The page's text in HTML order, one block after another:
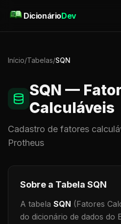
DicionárioDev
Início/Tabelas/SQN
SQN —
Calculáveis
Cadastro de fatores
Protheus
Sobre a Tabela SQN
A tabela SQN (Fatores
do dicionário de dados do